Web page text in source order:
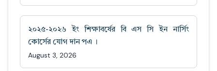
২০২৫-২০২৬ ইং শিক্ষাবর্ষের বি এস সি ইন নার্সিং
কোর্সের যোগ দান পএ ।
August 3, 2026